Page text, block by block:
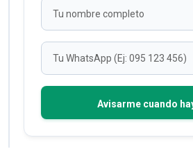
Avisarme cuando